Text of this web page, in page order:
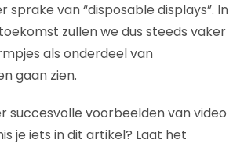
sprake van “disposable displays”. In
zullen we dus steeds vaker
als onderdeel van
gaan zien.
succesvolle voorbeelden van video
je iets in dit artikel? Laat het